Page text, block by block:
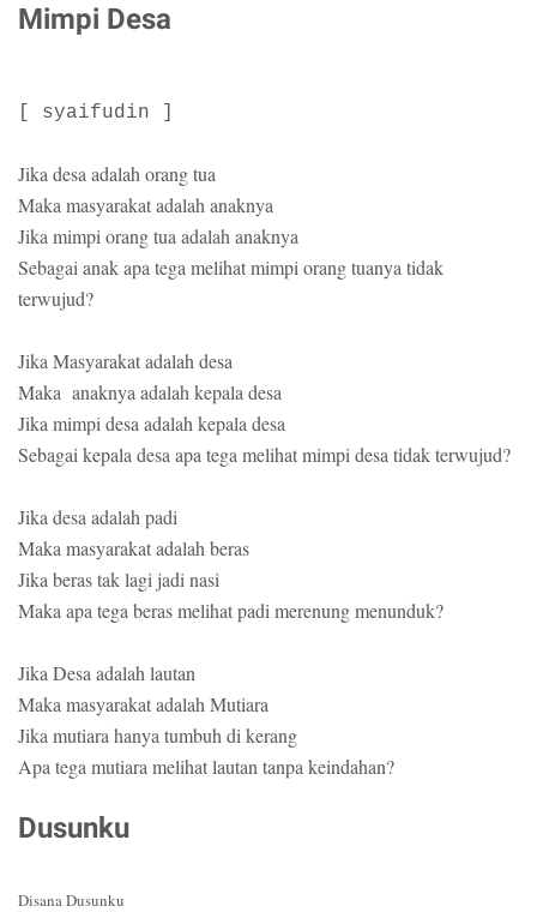
Mimpi Desa
[ syaifudin ]
Jika desa adalah orang tua
Maka masyarakat adalah anaknya
Jika mimpi orang tua adalah anaknya
Sebagai anak apa tega melihat mimpi orang tuanya tidak
terwujud?
Jika Masyarakat adalah desa
Maka anaknya adalah kepala desa
Jika mimpi desa adalah kepala desa
Sebagai kepala desa apa tega melihat mimpi desa tidak terwujud?
Jika desa adalah padi
Maka masyarakat adalah beras
Jika beras tak lagi jadi nasi
Maka apa tega beras melihat padi merenung menunduk?
Jika Desa adalah lautan
Maka masyarakat adalah Mutiara
Jika mutiara hanya tumbuh di kerang
Apa tega mutiara melihat lautan tanpa keindahan?
Dusunku
Disana Dusunku